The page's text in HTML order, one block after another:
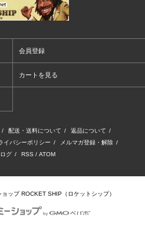
会員登録
カートを見る
/ 配送・送料について / 返品について /
イバシーポリシー / メルマガ登録・解除 /
グ / RSS / ATOM
ップ ROCKET SHIP（ロケットシップ）